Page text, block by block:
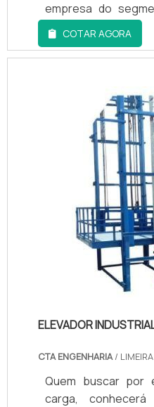
empresa do
sofisticação,
um só
orçamentos de
Elevadores o
qualidade com
território
COTAR AGORA
ELEVADOR
CTA ENGENHARIA/
Quem buscar por
carga,